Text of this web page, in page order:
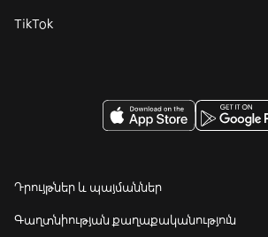
TikTok
Դրույթներ և պայմաններ
Գաղտնիության քաղաքականություն